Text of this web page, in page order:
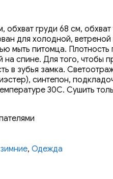
груди 68 см, обхват
для холодной,
мыть питомца.
спине. Для того, чтобы
в зубья замка.
синтепон,
30С. Сушить
, Одежда